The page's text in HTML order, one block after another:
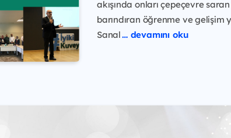
akışında onları çepeçevre
barındıran öğrenme ve gelişim
Sanal… devamını oku